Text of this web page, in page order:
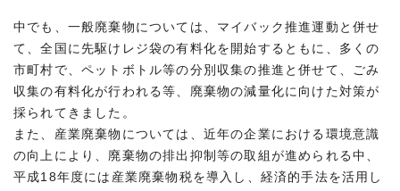
中でも、一般廃棄物については、マイバック推進運動と併せ
て、全国に先駆けレジ袋の有料化を開始するともに、多くの
市町村で、ペットボトル等の分別収集の推進と併せて、ごみ
収集の有料化が行われる等、廃棄物の減量化に向けた対策が
採られてきました。
また、産業廃棄物については、近年の企業における環境意識
の向上により、廃棄物の排出抑制等の取組が進められる中、
平成18年度には産業廃棄物税を導入し、経済的手法を活用し